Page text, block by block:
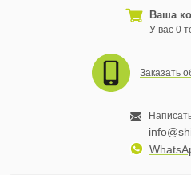
Ваша
У вас 0
Заказать